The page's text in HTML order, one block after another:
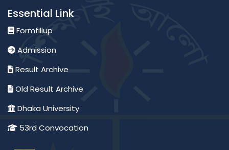
Essential Link
Formfillup
Admission
Result Archive
Old Result Archive
Dhaka University
53rd Convocation